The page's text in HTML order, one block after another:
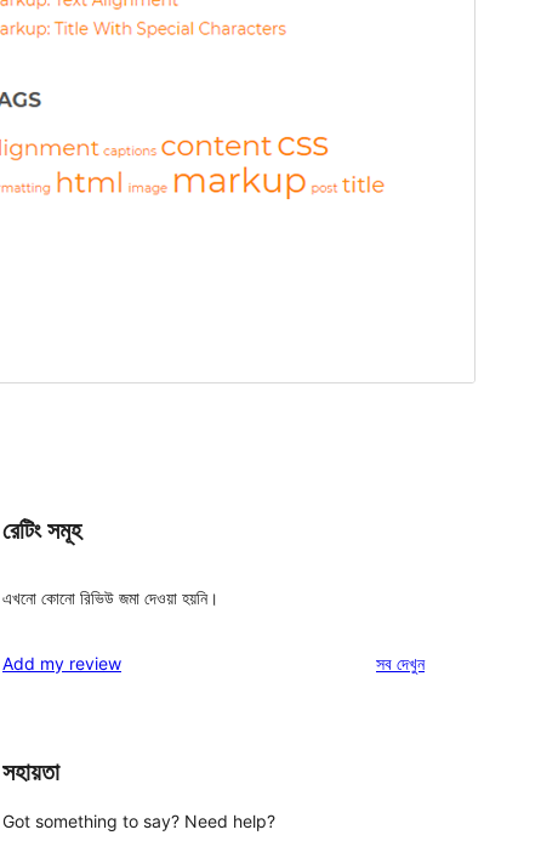
রেটিং সমূহ
এখনো কোনো রিভিউ জমা দেওয়া হয়নি।
Add my review সবরিভিউ
দেখুন
সহায়তা
Got something to say? Need help?